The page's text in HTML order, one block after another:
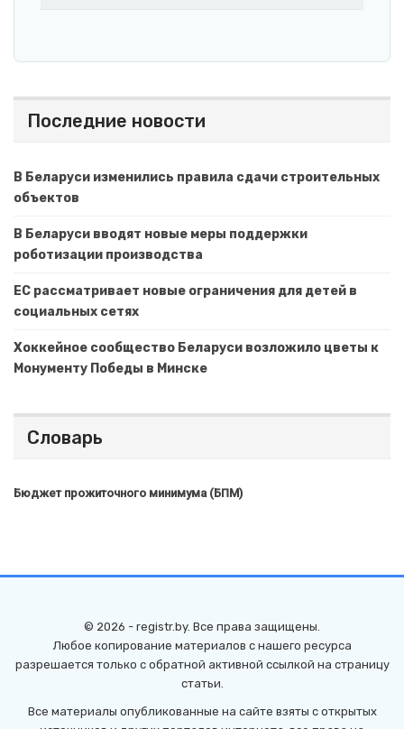
Последние новости
В Беларуси изменились правила сдачи строительных
объектов
В Беларуси вводят новые меры поддержки
роботизации производства
ЕС рассматривает новые ограничения для детей в
социальных сетях
Хоккейное сообщество Беларуси возложило цветы к
Монументу Победы в Минске
Словарь
Бюджет прожиточного минимума (БПМ)
© 2026 - registr.by. Все права защищены.
Любое копирование материалов с нашего ресурса
разрешается только с обратной активной ссылкой на страницу
статьи.
Все материалы опубликованные на сайте взяты с открытых